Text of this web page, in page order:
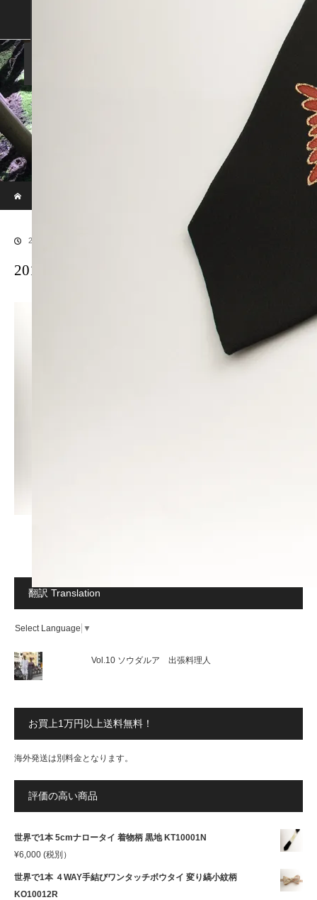
現代のサムライたちの時空間へ
2017.06.28
20170528SAMURAI-6
翻訳 Translation
Select Language ▼
Vol.10 ソウダルア 出張料理人
お買上1万円以上送料無料！
海外発送は別料金となります。
評価の高い商品
世界で1本 5cmナロータイ 着物柄 黒地 KT10001N
¥6,000 (税別）
世界で1本 ４WAY手結びワンタッチボウタイ 変り縞小紋柄
KO10012R